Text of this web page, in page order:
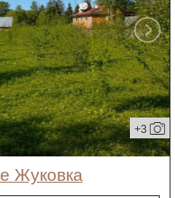
+3
Жуковка